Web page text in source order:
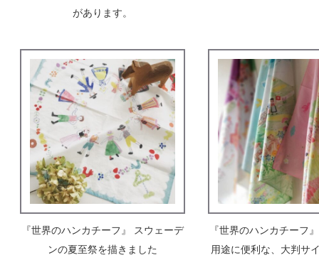
があります。
『世界のハンカチーフ』 スウェーデ
ンの夏至祭を描きました
『世界のハンカチーフ
用途に便利な、大判サ